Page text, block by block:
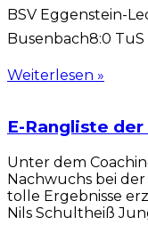
BSV Eggenstein-
Busenbach8:0 TuS
Weiterlesen »
E-Rangliste
Unter dem
Nachwuchs bei
tolle Ergebnisse
Nils Schultheiß